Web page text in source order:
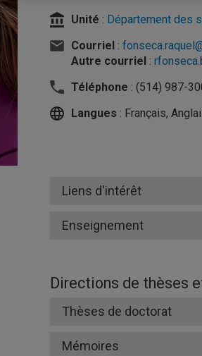
Unité : Département des
Courriel:
Autre courriel:
Téléphone : (514) 987-
Langues : Français,
Liens d'intérêt
Enseignement
Directions de thèses
Thèses de doctorat
Mémoires